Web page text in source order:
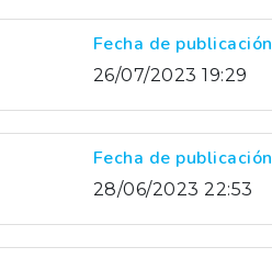
Fecha de publicación
26/07/2023 19:29
Fecha de publicación
28/06/2023 22:53